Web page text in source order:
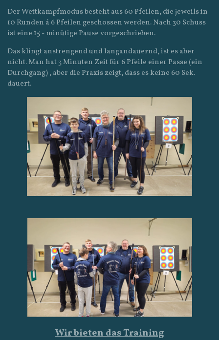
Der Wettkampfmodus besteht aus 60 Pfeilen, die jeweils in
10 Runden á 6 Pfeilen geschossen werden. Nach 30 Schuss
ist eine 15 - minütige Pause vorgeschrieben.
Das klingt anstrengend und langandauernd, ist es aber
nicht. Man hat 3 Minuten Zeit für 6 Pfeile einer Passe (ein
Durchgang) , aber die Praxis zeigt, dass es keine 60 Sek.
dauert.
Wir bieten das Training